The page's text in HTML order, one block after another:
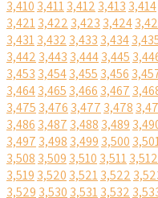
3,410 3,4113,412 3,413 3,414
3,4213,422 3,423 3,424
3,4313,432 3,433 3,434
3,442 3,443 3,4443,445
3,453 3,4543,455 3,456
3,4643,465 3,466 3,467
3,475 3,476 3,477 3,478
3,486 3,487 3,488 3,489
3,497 3,498 3,499 3,500
3,508 3,509 3,510 3,5113,512
3,519 3,520 3,5213,522
3,529 3,530 3,5313,532